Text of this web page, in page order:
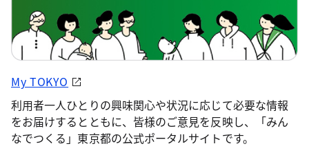
My TOKYO
利用者一人ひとりの興味関心や状況に応じて必要な情報
をお届けするとともに、皆様のご意見を反映し、「みん
なでつくる」東京都の公式ポータルサイトです。